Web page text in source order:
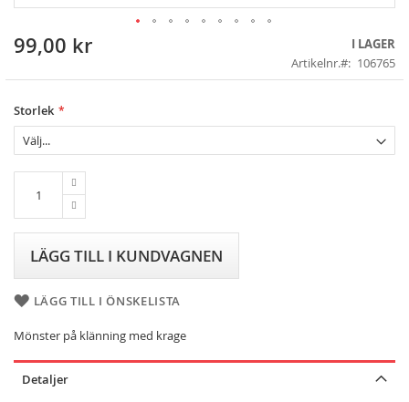
Skip
the
of
the
images
gallery
99,00 kr
I LAGER
Artikelnr.
106765
Storlek
LÄGG TILL I KUNDVAGNEN
LÄGG TILL I ÖNSKELISTA
Mönster på klänning med krage
Detaljer